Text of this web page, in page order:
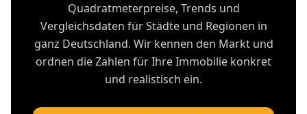
Quadratmeterpreise, Trends und
Vergleichsdaten für Städte und Regionen in
ganz Deutschland. Wir kennen den Markt und
ordnen die Zahlen für Ihre Immobilie konkret
und realistisch ein.